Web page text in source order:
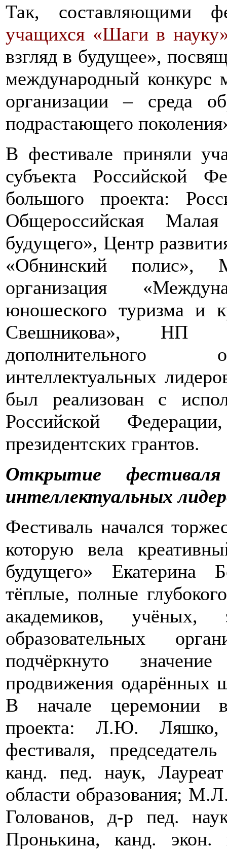
Так, составляющими
учащихся «Шаги в
взгляд в будущее»,
международный конкурс
организации – среда
подрастающего
В фестивале приняли
субъекта Российской
большого проекта:
Общероссийская
будущего», Центр
«Обнинский полис»,
организация
юношеского туризма и
Свешникова», НП
дополнительного
интеллектуальных
был реализован с
Российской
президентских грантов.
Открытие
интеллектуальных
Фестиваль начался
которую вела
будущего» Екатерина
тёплые, полные
академиков, учёных,
образовательных
подчёркнуто
продвижения одарённых
В начале церемонии
проекта: Л.Ю. Ляшко,
фестиваля,
канд. пед. наук,
области образования;
Голованов, д-р пед.
Пронькина, канд. экон.